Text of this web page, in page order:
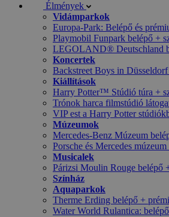
Élmények
Vidámparkok
Europa-Park: Belépő és
Playmobil Funpark belépő +
LEGOLAND® Deutschland
Koncertek
Backstreet Boys in
Kiállítások
Harry Potter™ Stúdió túra +
Trónok harca filmstúdió
VIP est a Harry Potter
Múzeumok
Mercedes-Benz Múzeum
Porsche és Mercedes múzeum
Musicalek
Párizsi Moulin Rouge belépő
Színház
Aquaparkok
Therme Erding belépő +
Water World Rulantica: